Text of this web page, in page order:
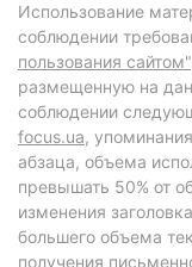
Использование
соблюдении
пользования сайтом"
размещенную на
соблюдении
focus.ua,
абзаца, объема
превышать 50% от
изменения
большего объема
получения